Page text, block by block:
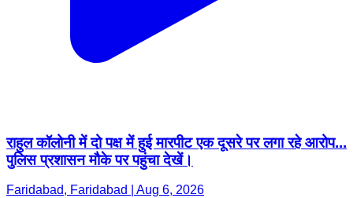
राहुल कॉलोनी में दो पक्ष में हुई मारपीट एक दूसरे पर लगा रहे आरोप...
पुलिस प्रशासन मौके पर पहुंचा देखें।
Faridabad, Faridabad | Aug 6, 2026